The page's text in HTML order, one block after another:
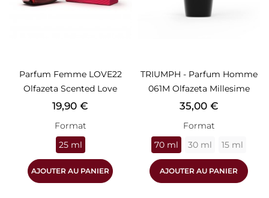
Parfum Femme LOVE22
Olfazeta Scented Love
Prix
19,90 €
Format
25 ml
AJOUTER AU PANIER
TRIUMPH - Parfum Homme
061M Olfazeta Millesime
Prix
35,00 €
Format
70 ml
30 ml 15 ml
AJOUTER AU PANIER